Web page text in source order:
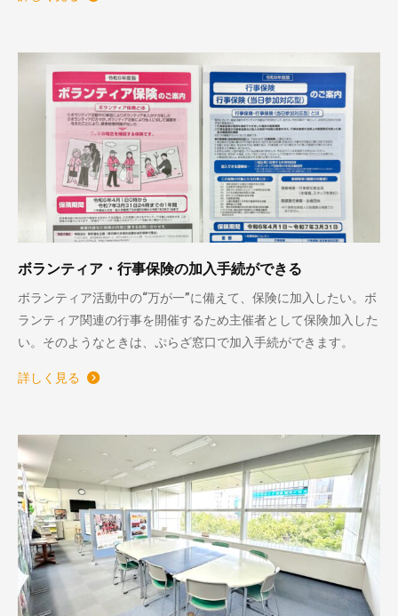
ボランティア・行事保険の加入手続ができる
ボランティア活動中の“万が一”に備えて、保険に加入したい。ボ
ランティア関連の行事を開催するため主催者として保険加入した
い。そのようなときは、ぷらざ窓口で加入手続ができます。
詳しく見る